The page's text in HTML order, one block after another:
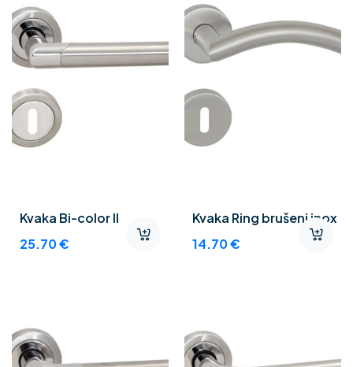
Kvaka Bi-color II
25.70€
Kvaka Ring brušeni inox
14.70€